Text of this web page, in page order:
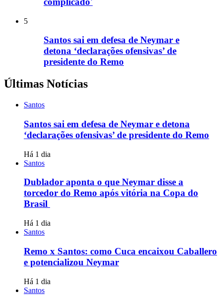
5
Santos sai em defesa de Neymar e
detona ‘declarações ofensivas’ de
presidente do Remo
Últimas Notícias
Santos
Santos sai em defesa de Neymar e detona
‘declarações ofensivas’ de presidente do Remo
Há 1 dia
Santos
Dublador aponta o que Neymar disse a
torcedor do Remo após vitória na Copa do
Brasil
Há 1 dia
Santos
Remo x Santos: como Cuca encaixou Caballero
e potencializou Neymar
Há 1 dia
Santos